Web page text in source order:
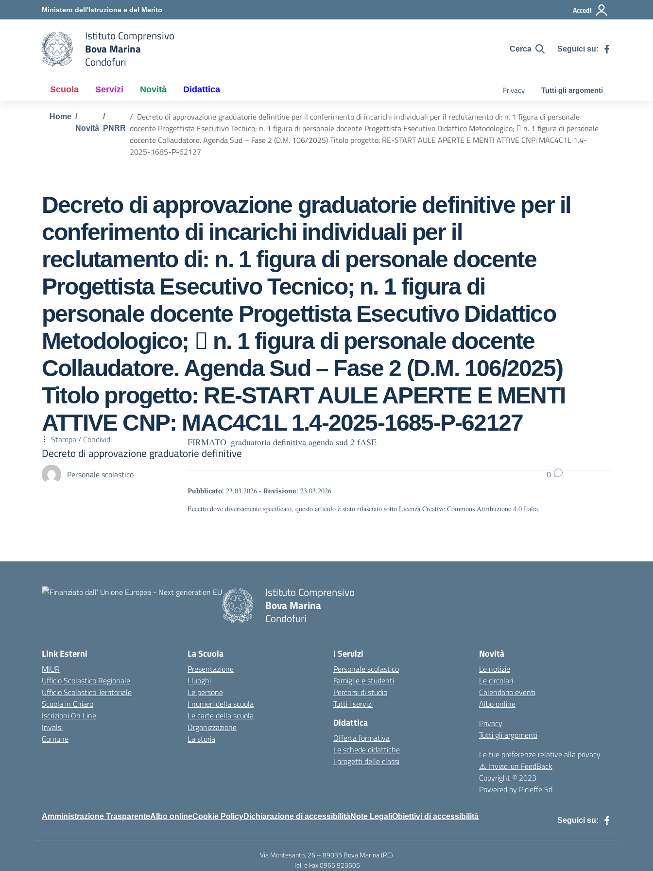
Vai ai contenuti
Vai al menu di navigazioneMinistero dell'Istruzione e del Merito Accedi
scuola
Istituto Comprensivo
Bova Marina
Condofuri
Cerca Seguici su:
Scuola Servizi Novità Didattica Privacy Tutti gli argomenti
Home
Novità
PNRR
Decreto di approvazione graduatorie definitive per il conferimento di incarichi individuali per il reclutamento di: n. 1 figura di personale
docente Progettista Esecutivo Tecnico; n. 1 figura di personale docente Progettista Esecutivo Didattico Metodologico;  n. 1 figura di personale
docente Collaudatore. Agenda Sud – Fase 2 (D.M. 106/2025) Titolo progetto: RE-START AULE APERTE E MENTI ATTIVE CNP: MAC4C1L 1.4-
2025-1685-P-62127
Decreto di approvazione graduatorie definitive per il
conferimento di incarichi individuali per il
reclutamento di: n. 1 figura di personale docente
Progettista Esecutivo Tecnico; n. 1 figura di
personale docente Progettista Esecutivo Didattico
Metodologico;  n. 1 figura di personale docente
Collaudatore. Agenda Sud – Fase 2 (D.M. 106/2025)
Titolo progetto: RE-START AULE APERTE E MENTI
ATTIVE CNP: MAC4C1L 1.4-2025-1685-P-62127
Decreto di approvazione graduatorie definitive
Personale scolastico 0
FIRMATO_graduatoria definitiva agenda sud 2 fASE
Pubblicato: 23.03.2026 - Revisione: 23.03.2026
Eccetto dove diversamente specificato, questo articolo è stato rilasciato sotto Licenza Creative Commons Attribuzione 4.0 Italia.
Stampa / Condividi
Istituto Comprensivo
Bova Marina
Condofuri
Link Esterni
MIUR
Ufficio Scolastico Regionale
Ufficio Scolastico Territoriale
Scuola in Chiaro
Iscrizioni On Line
Invalsi
Comune
La Scuola
Presentazione
I luoghi
Le persone
I numeri della scuola
Le carte della scuola
Organizzazione
La storia
I Servizi
Personale scolastico
Famiglie e studenti
Percorsi di studio
Tutti i servizi
Didattica
Offerta formativa
Le schede didattiche
I progetti delle classi
Novità
Le notizie
Le circolari
Calendario eventi
Albo online
Privacy
Tutti gli argomenti
Le tue preferenze relative alla privacy
⚠️ Inviaci un FeedBack
Copyright © 2023
Powered by Picieffe Srl
Amministrazione TrasparenteAlbo onlineCookie PolicyDichiarazione di accessibilitàNote LegaliObiettivi di accessibilità Seguici su:
Via Montesanto, 26 – 89035 Bova Marina (RC)
Tel. e Fax 0965.923605